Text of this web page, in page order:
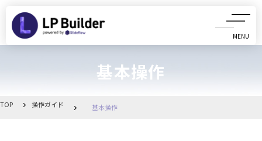
MENU
基本操作
CLOSE
動画マニュアル
TOP 操作ガイド 基本操作